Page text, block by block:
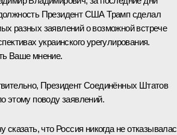
Президент США Трамп сделал
разных заявлений о возможной встрече
украинского урегулирования.
Ваше мнение.
Президент Соединённых Штатов
этому поводу заявлений.
сказать, что Россия никогда не